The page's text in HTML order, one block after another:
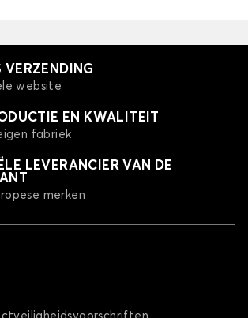
VERZENDING
website
EN KWALITEIT
fabriek
LEVERANCIER VAN DE
merken